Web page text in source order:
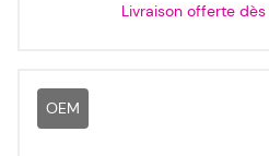
Livraison offerte dès
OEM